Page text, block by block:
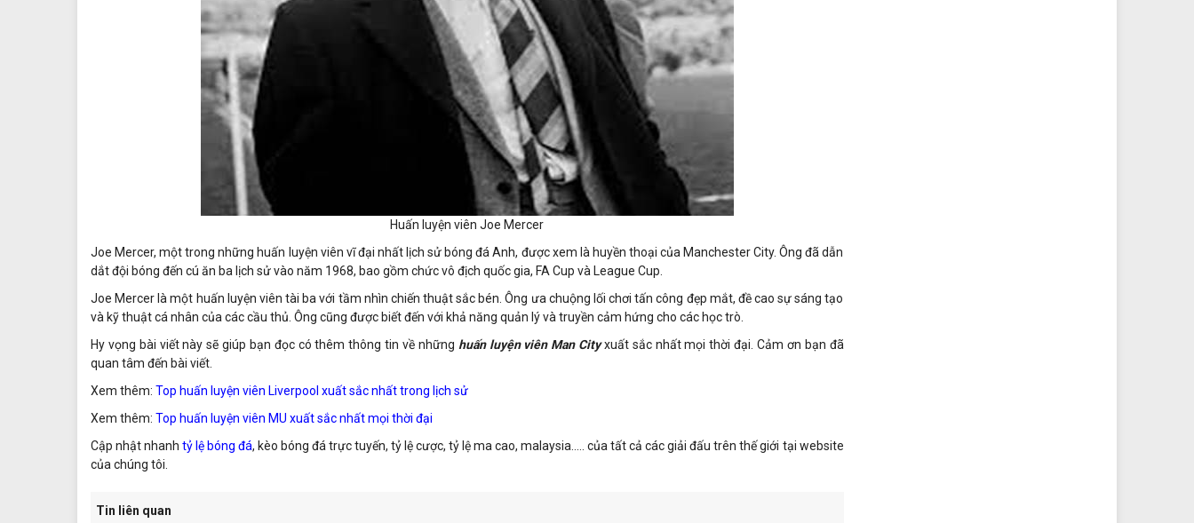
Huấn luyện viên Joe Mercer
Joe Mercer, một trong những huấn luyện viên vĩ đại nhất lịch sử bóng đá Anh, được xem là huyền thoại của Manchester City. Ông đã dẫn
dắt đội bóng đến cú ăn ba lịch sử vào năm 1968, bao gồm chức vô địch quốc gia, FA Cup và League Cup.
Joe Mercer là một huấn luyện viên tài ba với tầm nhìn chiến thuật sắc bén. Ông ưa chuộng lối chơi tấn công đẹp mắt, đề cao sự sáng tạo
và kỹ thuật cá nhân của các cầu thủ. Ông cũng được biết đến với khả năng quản lý và truyền cảm hứng cho các học trò.
Hy vọng bài viết này sẽ giúp bạn đọc có thêm thông tin về những huấn luyện viên Man Cityxuất sắc nhất mọi thời đại. Cảm ơn bạn đã
quan tâm đến bài viết.
Xem thêm: Top huấn luyện viên Liverpool xuất sắc nhất trong lịch sử
Xem thêm: Top huấn luyện viên MU xuất sắc nhất mọi thời đại
Cập nhật nhanhtỷ lệ bóng đá, kèo bóng đá trực tuyến, tỷ lệ cược, tỷ lệ ma cao, malaysia..… của tất cả các giải đấu trên thế giới tại website
của chúng tôi.
Tin liên quan